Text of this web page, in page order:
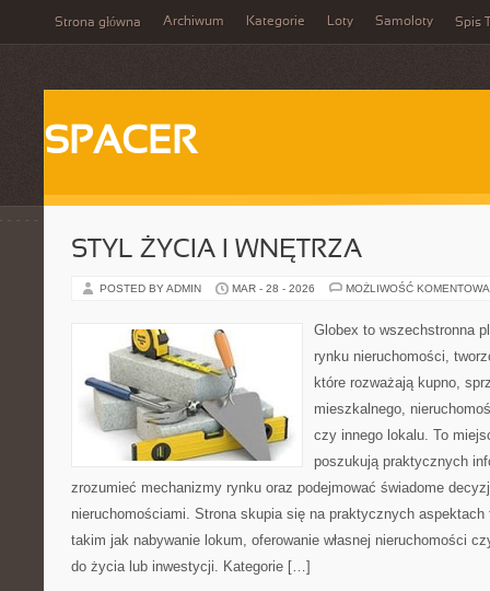
Strona główna Archiwum Kategorie Loty Samoloty Spis
SPACER
STYL ŻYCIA I WNĘTRZA
POSTED BY ADMIN MAR - 28 - 2026 MOŻLIWOŚĆ
Globex to wszechstronna
rynku nieruchomości,
które rozważają kupno,
mieszkalnego,
czy innego lokalu. To
poszukują praktycznych
zrozumieć mechanizmy rynku oraz podejmować świadome
nieruchomościami. Strona skupia się na praktycznych
takim jak nabywanie lokum, oferowanie własnej nieruchomości
do życia lub inwestycji. Kategorie […]